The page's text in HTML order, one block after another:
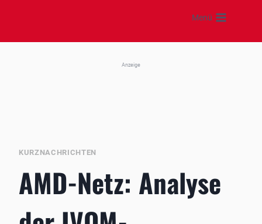
springen
Menü
Anzeige
KURZNACHRICHTEN
AMD-Netz: Analyse